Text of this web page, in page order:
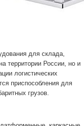
для склада,
территории России, но и
логистических
приспособления для
грузов.